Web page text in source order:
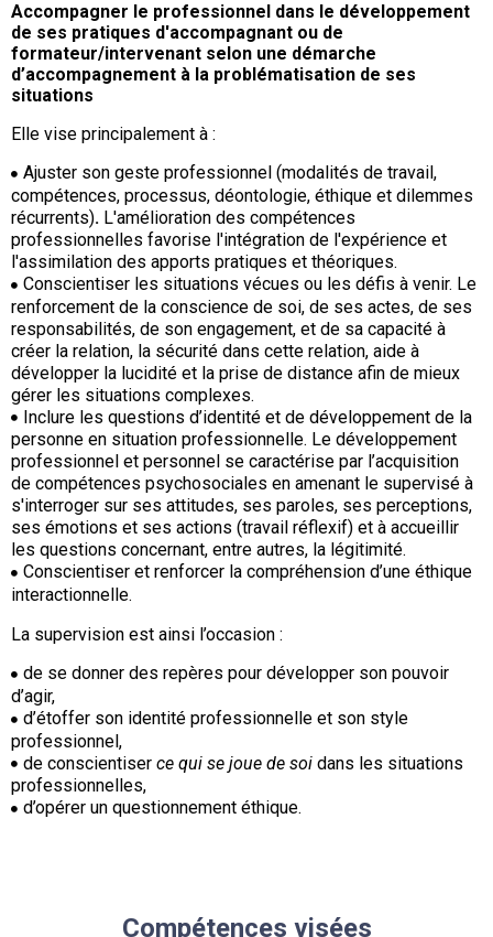
Accompagner le professionnel dans le développement
de ses pratiques d'accompagnant ou de
formateur/intervenant selon une démarche
d’accompagnement à la problématisation de ses
situations
Elle vise principalement à :
Ajuster son geste professionnel (modalités de travail,
compétences, processus, déontologie, éthique et dilemmes
récurrents). L'amélioration des compétences
professionnelles favorise l'intégration de l'expérience et
l'assimilation des apports pratiques et théoriques.
Conscientiser les situations vécues ou les défis à venir. Le
renforcement de la conscience de soi, de ses actes, de ses
responsabilités, de son engagement, et de sa capacité à
créer la relation, la sécurité dans cette relation, aide à
développer la lucidité et la prise de distance afin de mieux
gérer les situations complexes.
Inclure les questions d’identité et de développement de la
personne en situation professionnelle. Le développement
professionnel et personnel se caractérise par l’acquisition
de compétences psychosociales en amenant le supervisé à
s'interroger sur ses attitudes, ses paroles, ses perceptions,
ses émotions et ses actions (travail réflexif) et à accueillir
les questions concernant, entre autres, la légitimité.
Conscientiser et renforcer la compréhension d’une éthique
interactionnelle.
La supervision est ainsi l’occasion :
de se donner des repères pour développer son pouvoir
d’agir,
d’étoffer son identité professionnelle et son style
professionnel,
de conscientiser ce qui se joue de soi dans les situations
professionnelles,
d’opérer un questionnement éthique.
Compétences visées